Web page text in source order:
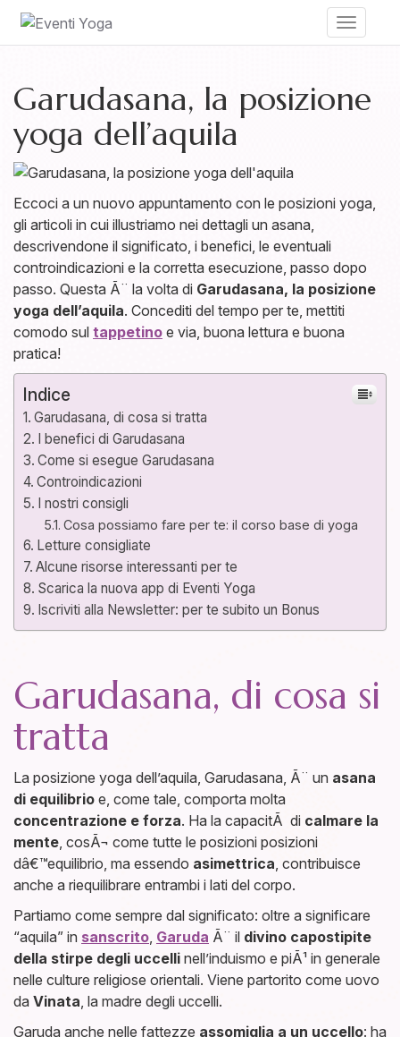
Toggle
Garudasana, la posizione
yoga dell’aquila
Eccoci a un nuovo appuntamento con le posizioni yoga,
gli articoli in cui illustriamo nei dettagli un asana,
descrivendone il significato, i benefici, le eventuali
controindicazioni e la corretta esecuzione, passo dopo
passo. Questa Ã¨ la volta di Garudasana, la posizione
yoga dell’aquila. Concediti del tempo per te, mettiti
comodo sul tappetino e via, buona lettura e buona
pratica!
Indice
Garudasana, di cosa si tratta
I benefici di Garudasana
Come si esegue Garudasana
Controindicazioni
I nostri consigli
Cosa possiamo fare per te: il corso base di yoga
Letture consigliate
Alcune risorse interessanti per te
Scarica la nuova app di Eventi Yoga
Iscriviti alla Newsletter: per te subito un Bonus
Garudasana, di cosa si
tratta
La posizione yoga dell’aquila, Garudasana, Ã¨ un asana
di equilibrio e, come tale, comporta molta
concentrazione e forza. Ha la capacitÃ di calmare la
mente , cosÃ¬ come tutte le posizioni posizioni
dâ€™equilibrio, ma essendo asimettrica , contribuisce
anche a riequilibrare entrambi i lati del corpo.
Partiamo come sempre dal significato: oltre a significare
“aquila” in sanscrito Garuda Ã¨ il divino capostipite
della stirpe degli uccelli nell’induismo e piÃ¹ in generale
nelle culture religiose orientali. Viene partorito come uovo
da Vinata , la madre degli uccelli.
Garuda anche nelle fattezze assomiglia a un uccello: ha